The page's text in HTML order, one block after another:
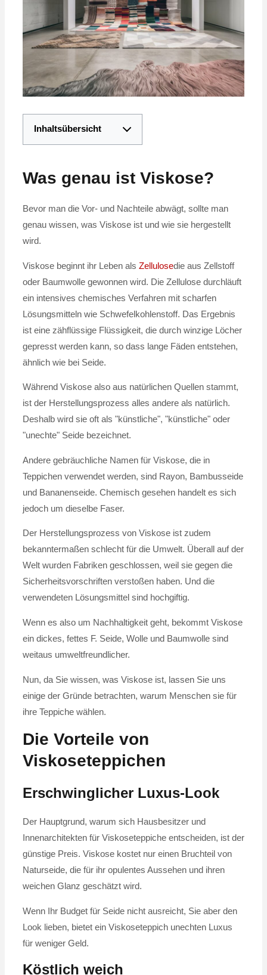
Inhaltsübersicht
Was genau ist Viskose?
Bevor man die Vor- und Nachteile abwägt, sollte man
genau wissen, was Viskose ist und wie sie hergestellt
wird.
Viskose beginnt ihr Leben als Zellulosedie aus Zellstoff
oder Baumwolle gewonnen wird. Die Zellulose durchläuft
ein intensives chemisches Verfahren mit scharfen
Lösungsmitteln wie Schwefelkohlenstoff. Das Ergebnis
ist eine zähflüssige Flüssigkeit, die durch winzige Löcher
gepresst werden kann, so dass lange Fäden entstehen,
ähnlich wie bei Seide.
Während Viskose also aus natürlichen Quellen stammt,
ist der Herstellungsprozess alles andere als natürlich.
Deshalb wird sie oft als "künstliche", "künstliche" oder
"unechte" Seide bezeichnet.
Andere gebräuchliche Namen für Viskose, die in
Teppichen verwendet werden, sind Rayon, Bambusseide
und Bananenseide. Chemisch gesehen handelt es sich
jedoch um dieselbe Faser.
Der Herstellungsprozess von Viskose ist zudem
bekanntermaßen schlecht für die Umwelt. Überall auf der
Welt wurden Fabriken geschlossen, weil sie gegen die
Sicherheitsvorschriften verstoßen haben. Und die
verwendeten Lösungsmittel sind hochgiftig.
Wenn es also um Nachhaltigkeit geht, bekommt Viskose
ein dickes, fettes F. Seide, Wolle und Baumwolle sind
weitaus umweltfreundlicher.
Nun, da Sie wissen, was Viskose ist, lassen Sie uns
einige der Gründe betrachten, warum Menschen sie für
ihre Teppiche wählen.
Die Vorteile von
Viskoseteppichen
Erschwinglicher Luxus-Look
Der Hauptgrund, warum sich Hausbesitzer und
Innenarchitekten für Viskoseteppiche entscheiden, ist der
günstige Preis. Viskose kostet nur einen Bruchteil von
Naturseide, die für ihr opulentes Aussehen und ihren
weichen Glanz geschätzt wird.
Wenn Ihr Budget für Seide nicht ausreicht, Sie aber den
Look lieben, bietet ein Viskoseteppich unechten Luxus
für weniger Geld.
Köstlich weich